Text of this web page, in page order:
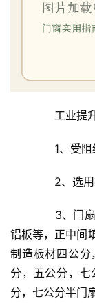
工业提升
1、受阻终
2、选用
3、门扇
铝板等，正中间
制造板材四公分
分，五公分，
分，七公分半门扇